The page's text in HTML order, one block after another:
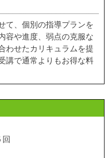
て、個別の指導プランを
容や進度、弱点の克服な
わせたカリキュラムを提
講で通常よりもお得な料